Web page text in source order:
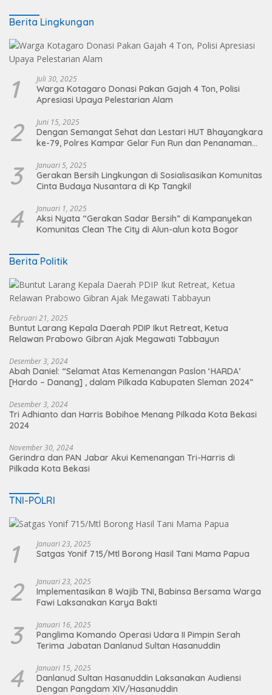
Berita Lingkungan
1 Juli 30, 2025
Warga Kotagaro Donasi Pakan Gajah 4 Ton, Polisi
Apresiasi Upaya Pelestarian Alam
2 Juni 15, 2025
Dengan Semangat Sehat dan Lestari HUT Bhayangkara
ke-79, Polres Kampar Gelar Fun Run dan Penanaman
3 Januari 5, 2025
Gerakan Bersih Lingkungan di Sosialisasikan Komunitas
Cinta Budaya Nusantara di Kp Tangkil
4 Januari 1, 2025
Aksi Nyata “Gerakan Sadar Bersih” di Kampanyekan
Komunitas Clean The City di Alun-alun kota Bogor
Berita Politik
Februari 21, 2025
Buntut Larang Kepala Daerah PDIP Ikut Retreat, Ketua
Relawan Prabowo Gibran Ajak Megawati Tabbayun
Desember 3, 2024
Abah Daniel: “Selamat Atas Kemenangan Paslon ‘HARDA’
[Hardo – Danang] , dalam Pilkada Kabupaten Sleman 2024”
Desember 3, 2024
Tri Adhianto dan Harris Bobihoe Menang Pilkada Kota Bekasi
2024
November 30, 2024
Gerindra dan PAN Jabar Akui Kemenangan Tri-Harris di
Pilkada Kota Bekasi
TNI-POLRI
1 Januari 23, 2025
Satgas Yonif 715/Mtl Borong Hasil Tani Mama Papua
2 Januari 23, 2025
Implementasikan 8 Wajib TNI, Babinsa Bersama Warga
Fawi Laksanakan Karya Bakti
3 Januari 16, 2025
Panglima Komando Operasi Udara II Pimpin Serah
Terima Jabatan Danlanud Sultan Hasanuddin
4 Januari 15, 2025
Danlanud Sultan Hasanuddin Laksanakan Audiensi
Dengan Pangdam XIV/Hasanuddin